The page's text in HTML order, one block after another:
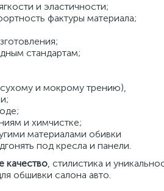
и эластичности;
фактуры материала;
стандартам;
и мокрому трению),
и химчистке;
материалами обивки
под кресла и панели.
качество, стилистика и
обшивки салона авто.